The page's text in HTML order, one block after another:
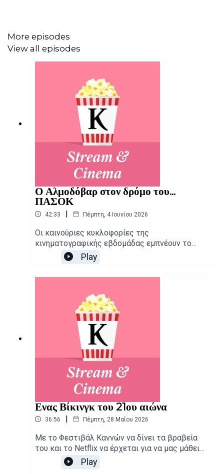
More episodes
View all episodes
Ο Αλμοδόβαρ στον δρόμο του...
ΠΑΣΟΚ
42:33 | Πέμπτη, 4 Ιουνίου 2026
Οι καινούριες κυκλοφορίες της
κινηματογραφικής εβδομάδας εμπνέουν το
Stream and Cinema, το οποίο ξεκινά από τις
χολιγουντιανές τάσεις για να φτάσει ως τις
Παρουσίαση: Αιμίλιος Χαρμπής, Αλεξάνδρα
ΣκαράκηΕπιμέλεια παραγωγής: Urbi Productions
Play
Ενας Βίκινγκ του 21ου αιώνα
36:56 | Πέμπτη, 28 Μαΐου 2026
Με το Φεστιβάλ Καννών να δίνει τα βραβεία
του και το Netflix να έρχεται για να μας μάθει
κινηματογραφική... μπαλίτσα, το Stream and
Cinema παρουσιάζει τις νέες κυκλοφορίες σε
Play